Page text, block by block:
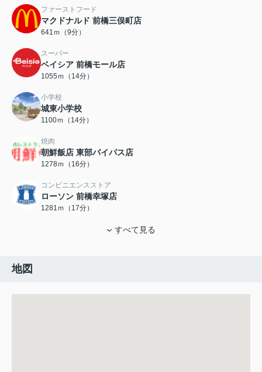
ファーストフード
マクドナルド 前橋三俣町店
641ｍ（9分）
スーパー
ベイシア 前橋モール店
1055ｍ（14分）
小学校
城東小学校
1100ｍ（14分）
焼肉
朝鮮飯店 東部バイパス店
1278ｍ（16分）
コンビニエンスストア
ローソン 前橋幸塚店
1281ｍ（17分）
すべて見る
地図